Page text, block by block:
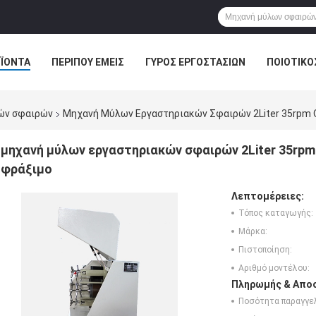
ΠΕΡΊΠΟΥ ΕΜΕΊΣ ΓΎΡΟΣ ΕΡΓΟΣΤΑΣΊΩΝ
σφαιρών Μηχανή Μύλων Εργαστηριακών Σφαιρών 2Liter 35rpm
μηχανή μύλων εργαστηριακών σφαιρών 2Liter 35rpm
φράξιμο
Λεπτομέρειες:
Τόπος καταγωγής:
Μάρκα:
Πιστοποίηση:
Αριθμό μοντέλου:
Πληρωμής &
Ποσότητα